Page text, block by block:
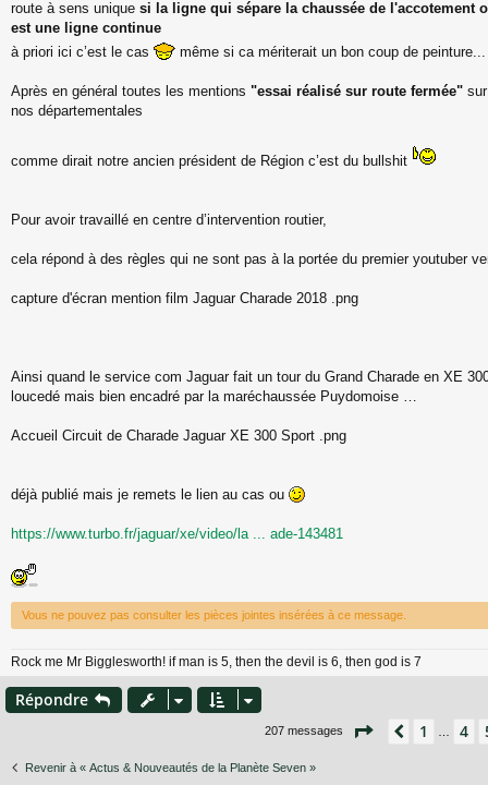
route à sens unique si la ligne qui sépare la chaussée de l'accotement
est une ligne continue
à priori ici c’est le cas
même si ca mériterait un bon coup de peinture...
Après en général toutes les mentions "essai réalisé sur route fermée"
nos départementales
comme dirait notre ancien président de Région c’est du bullshit
Pour avoir travaillé en centre d’intervention routier,
cela répond à des règles qui ne sont pas à la portée du premier youtuber
capture d'écran mention film Jaguar Charade 2018 .png
Ainsi quand le service com Jaguar fait un tour du Grand Charade en XE
loucedé mais bien encadré par la maréchaussée Puydomoise …
Accueil Circuit de Charade Jaguar XE 300 Sport .png
déjà publié mais je remets le lien au cas ou
https://www.turbo.fr/jaguar/xe/video/la ... ade-143481
Vous ne pouvez pas consulter les pièces jointes insérées à ce message.
Rock me Mr Bigglesworth! if man is 5, then the devil is 6, then god is 7
Répondre
207 messages Page 6sur 14
Précédent
1 4
Revenir à « Actus & Nouveautés de la Planète Seven »